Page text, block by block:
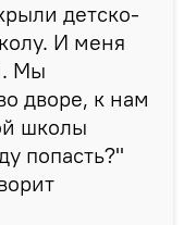
детско-
И меня
Мы
дворе, к нам
школы
попасть?"